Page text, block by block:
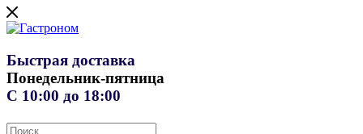
Быстрая доставка
Понедельник-пятница
С 10:00 до 18:00